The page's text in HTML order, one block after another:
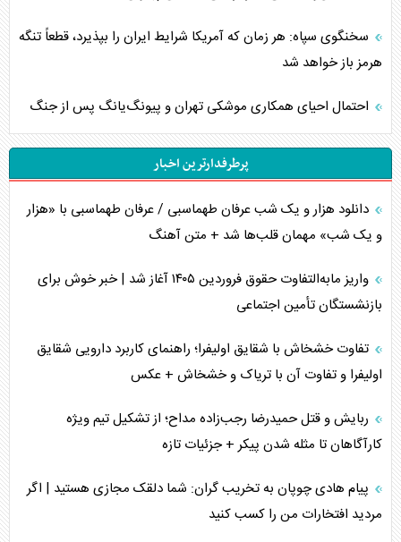
سخنگوی سپاه: هر زمان که آمریکا شرایط ایران را بپذیرد، قطعاً تنگه
هرمز باز خواهد شد
احتمال احیای همکاری موشکی تهران و پیونگ‌یانگ پس از جنگ
پرطرفدارترین اخبار
دانلود هزار و یک شب عرفان طهماسبی / عرفان طهماسبی با «هزار
و یک شب» مهمان قلب‌ها شد + متن آهنگ
واریز مابه‌التفاوت حقوق فروردین ۱۴۰۵ آغاز شد | خبر خوش برای
بازنشستگان تأمین اجتماعی
تفاوت خشخاش با شقایق اولیفرا؛ راهنمای کاربرد دارویی شقایق
اولیفرا و تفاوت آن با تریاک و خشخاش + عکس
ربایش و قتل حمیدرضا رجب‌زاده مداح؛ از تشکیل تیم ویژه
کارآگاهان تا مثله شدن پیکر + جزئیات تازه
پیام هادی چوپان به تخریب گران: شما دلقک مجازی هستید | اگر
مردید افتخارات من را کسب کنید